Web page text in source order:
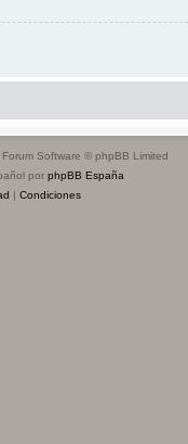
Software © phpBB Limited
por phpBB España
| Condiciones